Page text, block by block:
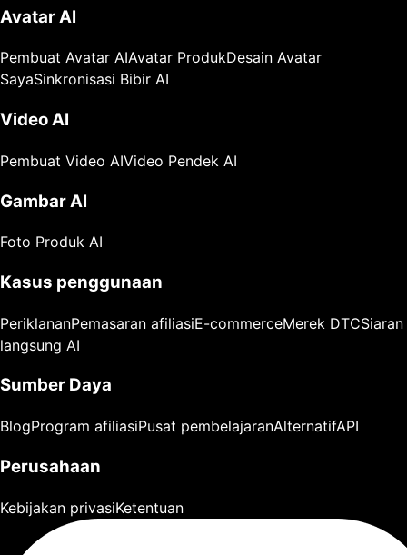
Avatar AI
Pembuat Avatar AIAvatar ProdukDesain Avatar
SayaSinkronisasi Bibir AI
Video AI
Pembuat Video AIVideo Pendek AI
Gambar AI
Foto Produk AI
Kasus penggunaan
PeriklananPemasaran afiliasiE-commerceMerek DTCSiaran
langsung AI
Sumber Daya
BlogProgram afiliasiPusat pembelajaranAlternatifAPI
Perusahaan
Kebijakan privasiKetentuan